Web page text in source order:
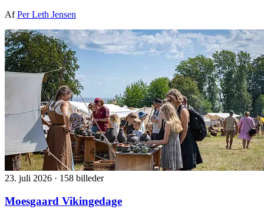
AfPer Leth Jensen
23. juli 2026 · 158 billeder
Moesgaard Vikingedage